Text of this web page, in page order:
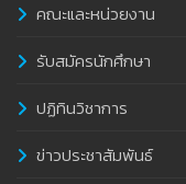
คณะและหน่วยงาน
รับสมัครนักศึกษา
ปฏิทินวิชาการ
ข่าวประชาสัมพันธ์